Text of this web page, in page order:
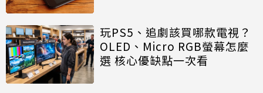
玩PS5、追劇該買哪款電視？
OLED、Micro RGB螢幕怎麼
選 核心優缺點一次看